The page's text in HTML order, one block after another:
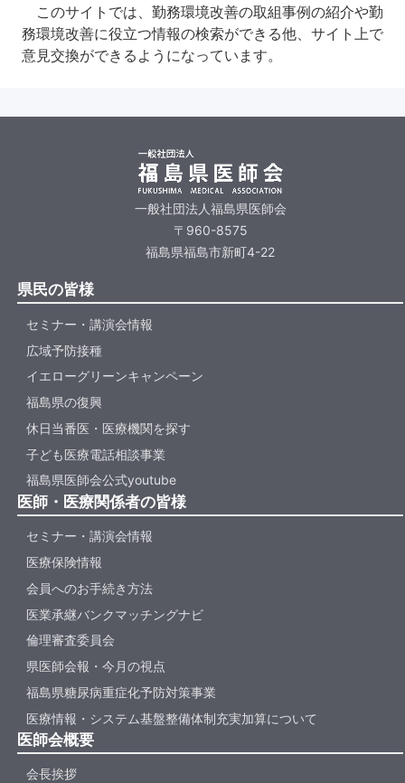
このサイトでは、勤務環境改善の取組事例の紹介や勤
務環境改善に役立つ情報の検索ができる他、サイト上で
意見交換ができるようになっています。
一般社団法人福島県医師会
〒960-8575
福島県福島市新町4-22
県民の皆様
セミナー・講演会情報
広域予防接種
イエローグリーンキャンペーン
福島県の復興
休日当番医・医療機関を探す
子ども医療電話相談事業
福島県医師会公式youtube
医師・医療関係者の皆様
セミナー・講演会情報
医療保険情報
会員へのお手続き方法
医業承継バンクマッチングナビ
倫理審査委員会
県医師会報・今月の視点
福島県糖尿病重症化予防対策事業
医療情報・システム基盤整備体制充実加算について
医師会概要
会長挨拶